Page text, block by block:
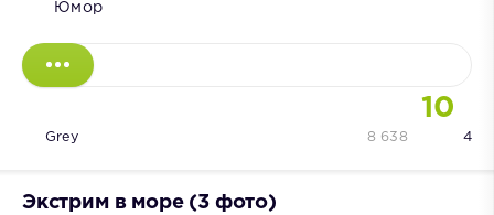
Юмор
10
Grey 4
8 638
Экстрим в море (3 фото)